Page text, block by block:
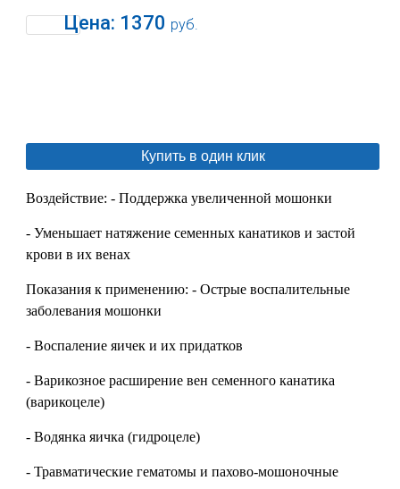
Цена: 1370 руб.
Купить в один клик
Воздействие: - Поддержка увеличенной мошонки
- Уменьшает натяжение семенных канатиков и застой
крови в их венах
Показания к применению: - Острые воспалительные
заболевания мошонки
- Воспаление яичек и их придатков
- Варикозное расширение вен семенного канатика
(варикоцеле)
- Водянка яичка (гидроцеле)
- Травматические гематомы и пахово-мошоночные